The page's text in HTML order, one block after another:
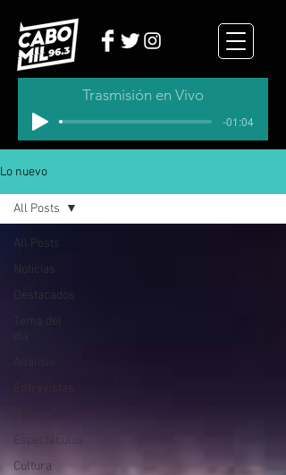
Trasmisión en Vivo
-01:04
Lo nuevo
All Posts
Noticias
Destacados
Tema del
Espectáculos
Cultura
All Posts